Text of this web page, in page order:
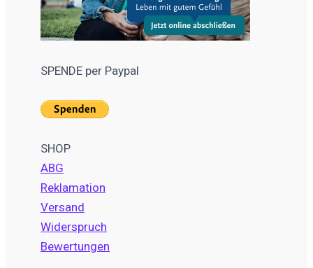
SPENDE per Paypal
SHOP
ABG
Reklamation
Versand
Widerspruch
Bewertungen